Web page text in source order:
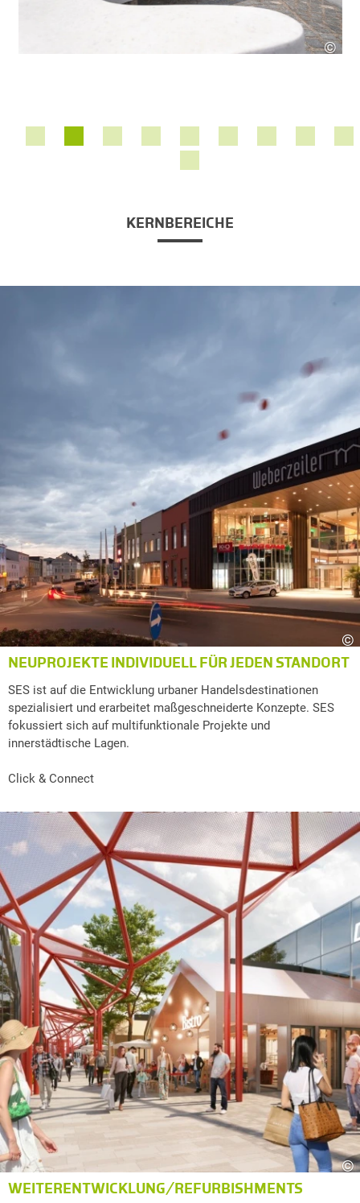
© SES
KERNBEREICHE
©
NEUPROJEKTE INDIVIDUELL FÜR JEDEN STANDORT
SES ist auf die Entwicklung urbaner Handelsdestinationen
spezialisiert und erarbeitet maßgeschneiderte Konzepte. SES
fokussiert sich auf multifunktionale Projekte und
innerstädtische Lagen.
Click & Connect
©
WEITERENTWICKLUNG/REFURBISHMENTS